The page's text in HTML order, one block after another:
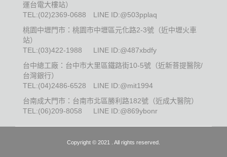
運台電大樓站）
TEL:(02)2369-0688
LINE ID:@503pplaq
桃園中壢門市：桃園市中壢區元化路2-3號（近中壢火車
站）
TEL:(03)422-1988
LINE ID:@487xbdfy
台中總工廠：台中市大里區鐵路街10-5號（近新菩提醫院/
台灣銀行）
TEL:(04)2486-6528
LINE ID:@mit1994
台南成大門市：台南市北區勝利路182號（近成大醫院）
TEL:(06)209-8058 LINE ID:@869ybonr
Copyright © 2021 . All rights reserved.